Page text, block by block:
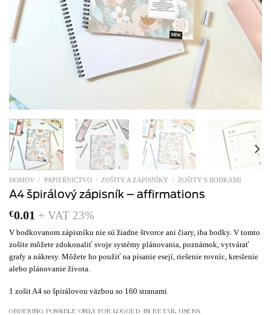
DOMOV / PAPIERNICTVO / ZOŠITY A ZÁPISNÍKY / ZOŠITY S BODKAMI
A4 špirálový zápisník – affirmations
€0.01 + VAT 23%
V bodkovanom zápisníku nie sú žiadne štvorce ani čiary, iba bodky. V tomto
zošite môžete zdokonaliť svoje systémy plánovania, poznámok, vytvárať
grafy a nákresy. Môžete ho použiť na písanie esejí, riešenie rovníc, kreslenie
alebo plánovanie života.
1 zošit A4 so špirálovou väzbou so 160 stranami
ORDERING POSSIBLE ONLY FOR LOGGED-IN RETAIL USERS.